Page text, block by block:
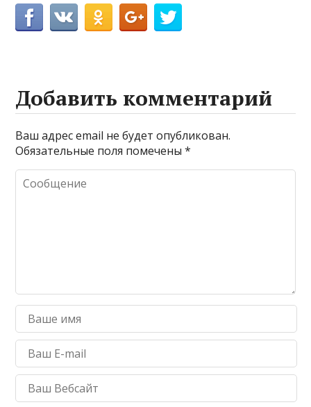
Добавить комментарий
Ваш адрес email не будет опубликован.
Обязательные поля помечены*